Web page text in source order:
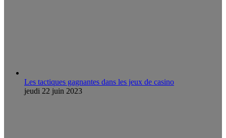
Les tactiques gagnantes dans les jeux de casino
jeudi 22 juin 2023